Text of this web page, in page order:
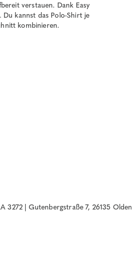
verstauen. Dank Easy
kannst das Polo-Shirt je
kombinieren.
| Gutenbergstraße 7, 26135